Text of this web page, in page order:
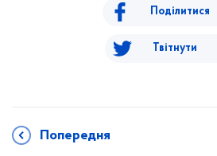
Поділитися
Твітнути
Попередня